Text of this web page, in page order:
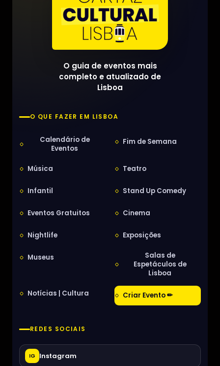
O guia de eventos mais
completo e atualizado de
Lisboa
O QUE FAZER EM LISBOA
Calendário de
Eventos
Fim de Semana
Música Teatro
Infantil Stand Up Comedy
Eventos Gratuitos Cinema
Nightlife Exposições
Museus
Salas de
Espetáculos de
Lisboa
Notícias | Cultura Criar Evento ✏
REDES SOCIAIS
IG Instagram